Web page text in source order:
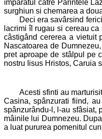
împaratul catre Parintele
surghiun si chemarea a
Deci era savârsind
lacrimi îl rugau si cereau
câstigând cererea a vietuit
Nascatoarea de
pret aproape de stâlpul pe
nostru Iisus Hristos, Caruia
Acesti sfinti au
Casina, spânzurati fiind,
spânzurându-l, l-au sfâsiat,
mâinile lui Dumnezeu.
a luat pururea pomenitul